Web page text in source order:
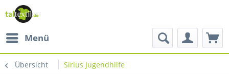
Menü
Übersicht Sirius Jugendhilfe